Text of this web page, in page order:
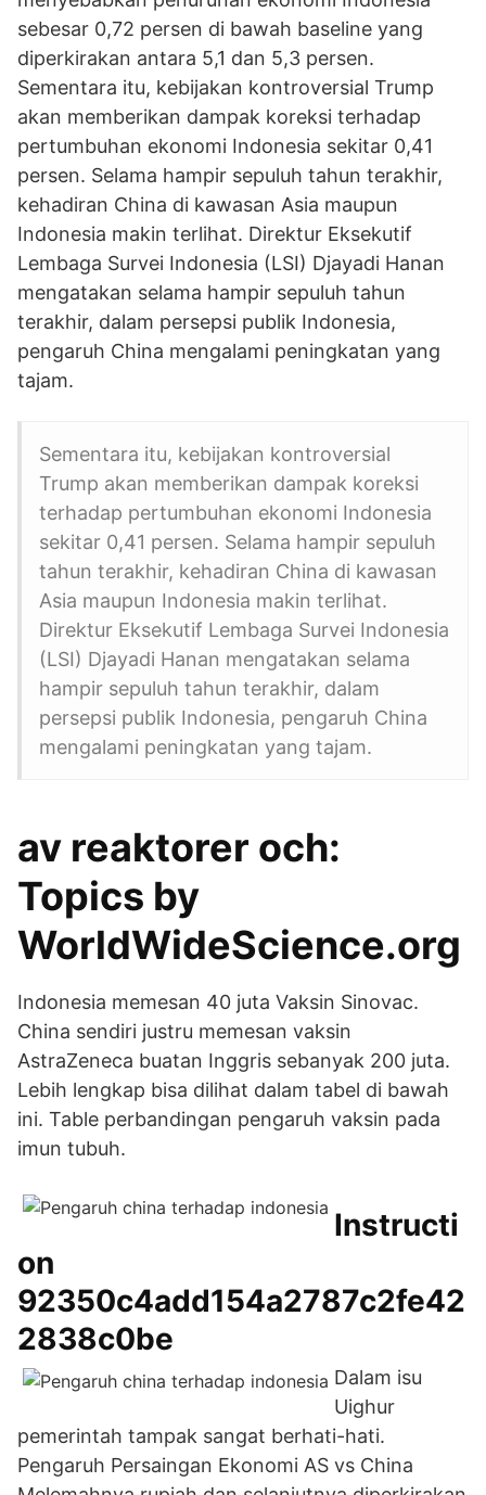
sebesar 0,72 persen di bawah baseline yang
diperkirakan antara 5,1 dan 5,3 persen.
Sementara itu, kebijakan kontroversial Trump
akan memberikan dampak koreksi terhadap
pertumbuhan ekonomi Indonesia sekitar 0,41
persen. Selama hampir sepuluh tahun terakhir,
kehadiran China di kawasan Asia maupun
Indonesia makin terlihat. Direktur Eksekutif
Lembaga Survei Indonesia (LSI) Djayadi Hanan
mengatakan selama hampir sepuluh tahun
terakhir, dalam persepsi publik Indonesia,
pengaruh China mengalami peningkatan yang
tajam.
Sementara itu, kebijakan kontroversial
Trump akan memberikan dampak koreksi
terhadap pertumbuhan ekonomi Indonesia
sekitar 0,41 persen. Selama hampir sepuluh
tahun terakhir, kehadiran China di kawasan
Asia maupun Indonesia makin terlihat.
Direktur Eksekutif Lembaga Survei Indonesia
(LSI) Djayadi Hanan mengatakan selama
hampir sepuluh tahun terakhir, dalam
persepsi publik Indonesia, pengaruh China
mengalami peningkatan yang tajam.
av reaktorer och:
Topics by
WorldWideScience.org
Indonesia memesan 40 juta Vaksin Sinovac.
China sendiri justru memesan vaksin
AstraZeneca buatan Inggris sebanyak 200 juta.
Lebih lengkap bisa dilihat dalam tabel di bawah
ini. Table perbandingan pengaruh vaksin pada
imun tubuh.
Instructi
on
92350c4add154a2787c2fe42
2838c0be
Dalam isu
Uighur
pemerintah tampak sangat berhati-hati.
Pengaruh Persaingan Ekonomi AS vs China